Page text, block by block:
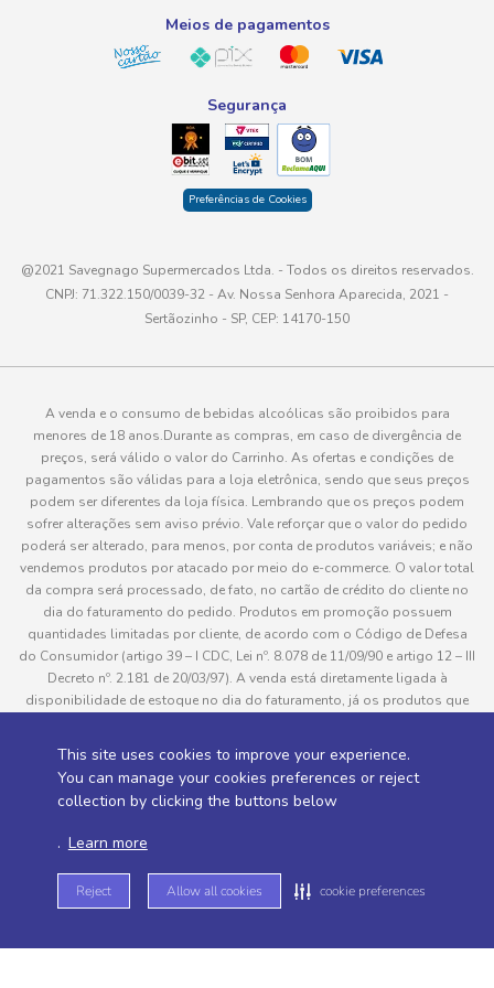
This site uses cookies to improve your experience.
You can manage your cookies preferences or reject
collection by clicking the buttons below
. Learn more
Reject Allow all cookies cookie preferences
Meios de pagamentos
Segurança
Preferências de Cookies
@2021 Savegnago Supermercados Ltda. - Todos os direitos reservados.
CNPJ: 71.322.150/0039-32 - Av. Nossa Senhora Aparecida, 2021 -
Sertãozinho - SP, CEP: 14170-150
A venda e o consumo de bebidas alcoólicas são proibidos para
menores de 18 anos.Durante as compras, em caso de divergência de
preços, será válido o valor do Carrinho. As ofertas e condições de
pagamentos são válidas para a loja eletrônica, sendo que seus preços
podem ser diferentes da loja física. Lembrando que os preços podem
sofrer alterações sem aviso prévio. Vale reforçar que o valor do pedido
poderá ser alterado, para menos, por conta de produtos variáveis; e não
vendemos produtos por atacado por meio do e-commerce. O valor total
da compra será processado, de fato, no cartão de crédito do cliente no
dia do faturamento do pedido. Produtos em promoção possuem
quantidades limitadas por cliente, de acordo com o Código de Defesa
do Consumidor (artigo 39 – I CDC, Lei nº. 8.078 de 11/09/90 e artigo 12 – III
Decreto nº. 2.181 de 20/03/97). A venda está diretamente ligada à
disponibilidade de estoque no dia do faturamento, já os produtos que
pedido do cliente, este não será entregue e o valor do item não será
cobrado. As fotos dos produtos no site são ilustrativas, podendo haver
divergência com o produto real e todos os pedidos estão sujeitos à
consultadas em “Política de Entregas”
Desenvolvido por